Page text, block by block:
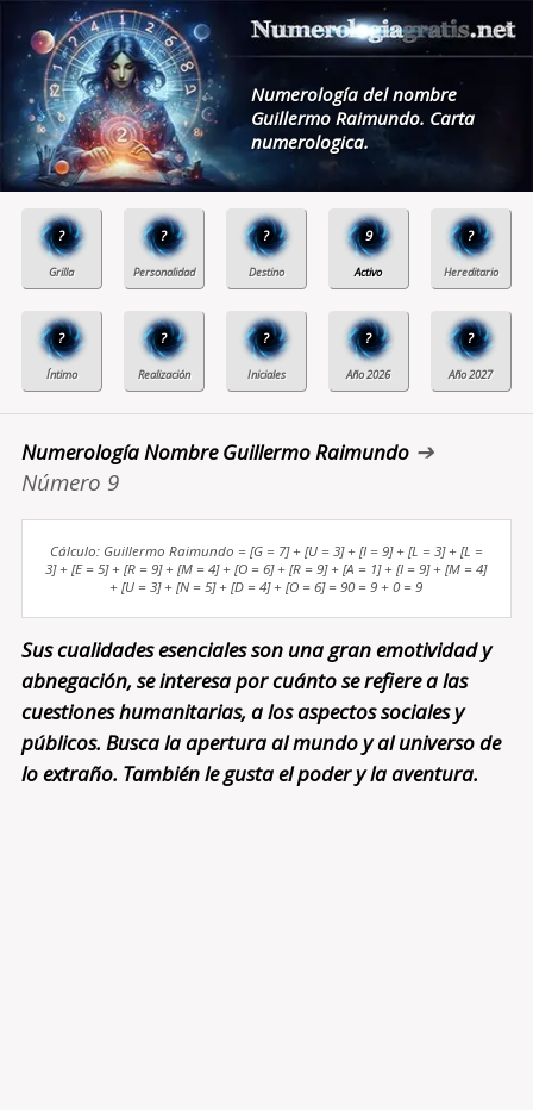
Numerología del nombre
Guillermo Raimundo. Carta
numerologica.
? ? ? 9 ?
? ? ? ? ?
Numerología Nombre Guillermo Raimundo➔
Número 9
Cálculo: Guillermo Raimundo = [G = 7] + [U = 3] + [I = 9] + [L = 3] + [L =
3] + [E = 5] + [R = 9] + [M = 4] + [O = 6] + [R = 9] + [A = 1] + [I = 9] + [M = 4]
+ [U = 3] + [N = 5] + [D = 4] + [O = 6] = 90 = 9 + 0 = 9
Sus cualidades esenciales son una gran emotividad y
abnegación, se interesa por cuánto se refiere a las
cuestiones humanitarias, a los aspectos sociales y
públicos. Busca la apertura al mundo y al universo de
lo extraño. También le gusta el poder y la aventura.